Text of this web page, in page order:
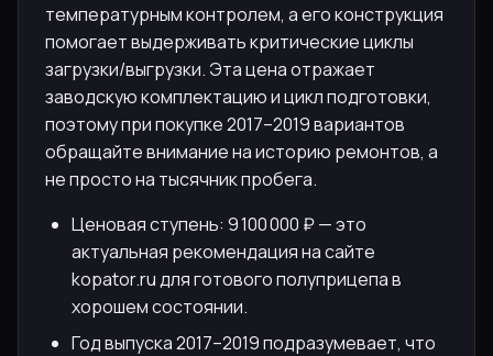
температурным контролем, а его конструкция
помогает выдерживать критические циклы
загрузки/выгрузки. Эта цена отражает
заводскую комплектацию и цикл подготовки,
поэтому при покупке 2017–2019 вариантов
обращайте внимание на историю ремонтов, а
не просто на тысячник пробега.
Ценовая ступень: 9 100 000 ₽ — это
актуальная рекомендация на сайте
kopator.ru для готового полуприцепа в
хорошем состоянии.
Год выпуска 2017–2019 подразумевает, что